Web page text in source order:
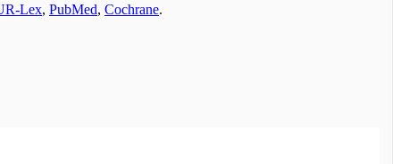
, PubMed, Cochrane.